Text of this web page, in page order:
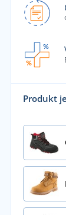
Produkt